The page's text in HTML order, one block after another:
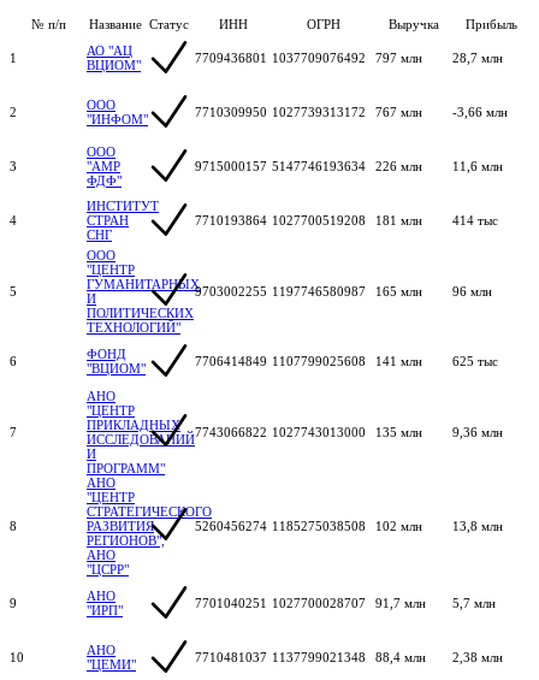
№ п/п Название Статус ИНН ОГРН Выручка Прибыль
1
АО "АЦ
ВЦИОМ"
7709436801 1037709076492 797 млн 28,7 млн
2
ООО
"ИНФОМ"
7710309950 1027739313172 767 млн -3,66 млн
3
ООО
"АМР
ФДФ"
9715000157 5147746193634 226 млн 11,6 млн
4
ИНСТИТУТ
СТРАН
СНГ
7710193864 1027700519208 181 млн 414 тыс
5
ООО
"ЦЕНТР
ГУМАНИТАРНЫХ
И
ПОЛИТИЧЕСКИХ
ТЕХНОЛОГИЙ"
9703002255 1197746580987 165 млн 96 млн
6
ФОНД
"ВЦИОМ"
7706414849 1107799025608 141 млн 625 тыс
7
АНО
"ЦЕНТР
ПРИКЛАДНЫХ
ИССЛЕДОВАНИЙ
И
ПРОГРАММ"
7743066822 1027743013000 135 млн 9,36 млн
8
АНО
"ЦЕНТР
СТРАТЕГИЧЕСКОГО
РАЗВИТИЯ
РЕГИОНОВ",
АНО
"ЦСРР"
5260456274 1185275038508 102 млн 13,8 млн
9
АНО
"ИРП"
7701040251 1027700028707 91,7 млн 5,7 млн
10
АНО
"ЦЕМИ"
7710481037 1137799021348 88,4 млн 2,38 млн